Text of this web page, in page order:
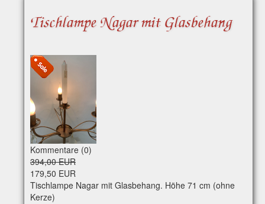
Tischlampe Nagar mit Glasbehang
Kommentare (0)
394,00 EUR
179,50 EUR
Tischlampe Nagar mit Glasbehang. Höhe 71 cm (ohne
Kerze)